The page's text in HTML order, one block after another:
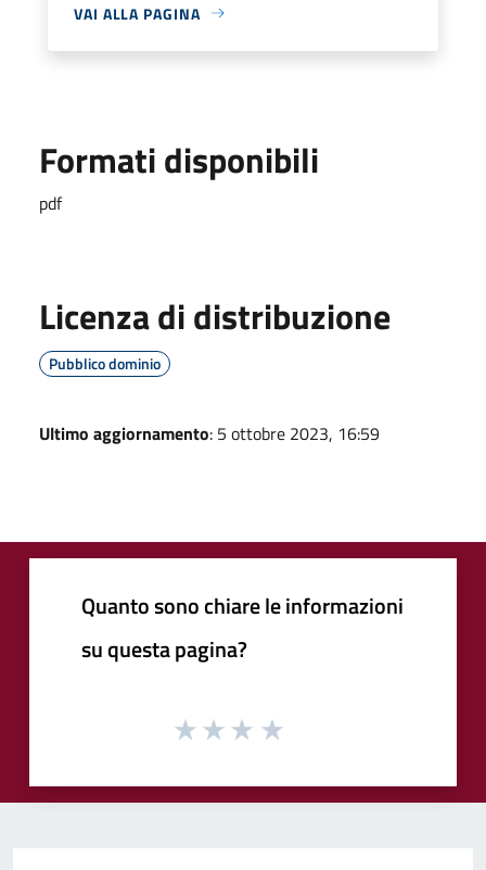
VAI ALLA PAGINA
Formati disponibili
pdf
Licenza di distribuzione
Pubblico dominio
Ultimo aggiornamento: 5 ottobre 2023, 16:59
Quanto sono chiare le informazioni
su questa pagina?